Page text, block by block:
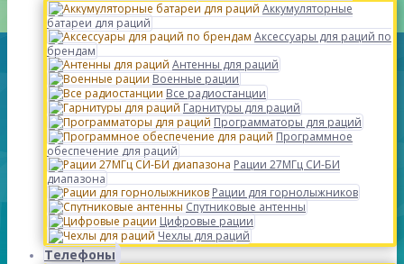
Аккумуляторные
батареи для раций
Аксессуары для раций по
брендам
Антенны для раций
Военные рации
Все радиостанции
Гарнитуры для раций
Программаторы для раций
Программное
обеспечение для раций
Рации 27МГц СИ-БИ
диапазона
Рации для горнолыжников
Спутниковые антенны
Цифровые рации
Чехлы для раций
Телефоны